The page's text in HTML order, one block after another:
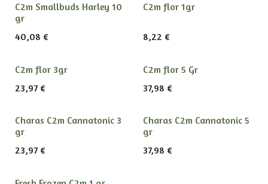
C2m Smallbuds Harley 10
gr
40,08 €
C2m flor 1gr
8,22 €
C2m flor 3gr
23,97 €
C2m flor 5 Gr
37,98 €
Charas C2m Cannatonic 3
gr
23,97 €
Charas C2m Cannatonic 5
gr
37,98 €